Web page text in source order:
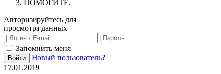
ПОМОГИТЕ.
Авторизируйтесь для
просмотра данных
Запомнить меня
Войти
Новый пользователь?
17.01.2019